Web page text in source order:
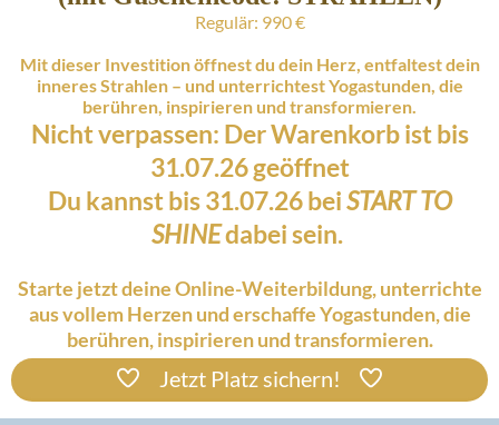
Regulär: 990 €
Mit dieser Investition öffnest du dein Herz, entfaltest dein
inneres Strahlen – und unterrichtest Yogastunden, die
berühren, inspirieren und transformieren.
Nicht verpassen: Der Warenkorb ist bis
31.07.26 geöffnet
Du kannst bis 31.07.26 beiSTART TO
SHINEdabei sein.
Starte jetzt deine Online-Weiterbildung, unterrichte
aus vollem Herzen und erschaffe Yogastunden, die
berühren, inspirieren und transformieren.
Jetzt Platz sichern!